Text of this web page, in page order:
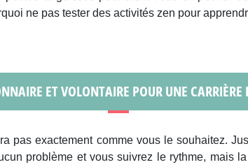
ne pas tester des activités zen pour
ET VOLONTAIRE POUR UNE CARRIÈRE
pas exactement comme vous le souhaitez.
problème et vous suivrez le rythme, mais